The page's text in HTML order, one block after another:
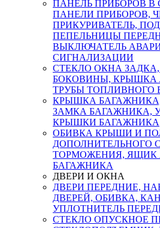
ПАНЕЛЬ ПРИБОРОВ В
ПАНЕЛИ ПРИБОРОВ,
ПРИКУРИВАТЕЛЬ,
ПЕПЕЛЬНИЦЫ
ВЫКЛЮЧАТЕЛЬ
СИГНАЛИЗАЦИИ
СТЕКЛО ОКНА
БОКОВИНЫ,
ТРУБЫ ТОПЛИВНОГО
КРЫШКА
ЗАМКА БАГАЖНИКА,
КРЫШКИ БАГАЖНИКА
ОБИВКА КРЫШИ И
ДОПОЛНИТЕЛЬНОГО
ТОРМОЖЕНИЯ, ЯЩИК
БАГАЖНИКА
ДВЕРИ И ОКНА
ДВЕРИ ПЕРЕДНИЕ,
ДВЕРЕЙ, ОБИВКА,
УПЛОТНИТЕЛЬ
СТЕКЛО ОПУСКНОЕ